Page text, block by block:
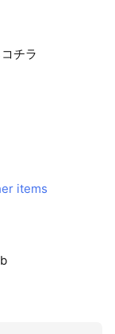
チラ
items